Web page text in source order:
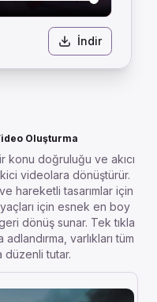
İndir
Oluşturma
konu doğruluğu ve akıcı
videolara dönüştürür.
hareketli tasarımlar için
için esnek en boy
dönüş sunar. Tek tıkla
varlıkları tüm
düzenli tutar.